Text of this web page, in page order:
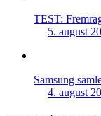
TEST:
5. august
Samsung
4. august